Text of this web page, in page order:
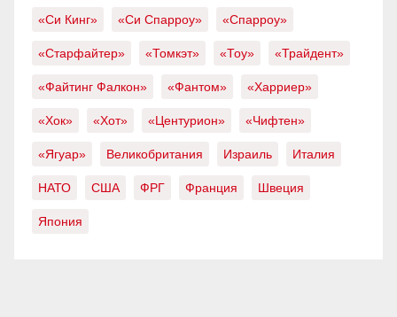
«Си Кинг» «Си Спарроу» «Спарроу»
«Старфайтер» «Томкэт» «Тоу» «Трайдент»
«Файтинг Фалкон» «Фантом» «Харриер»
«Хок» «Хот» «Центурион» «Чифтен»
«Ягуар» Великобритания Израиль Италия
НАТО США ФРГ Франция Швеция
Япония